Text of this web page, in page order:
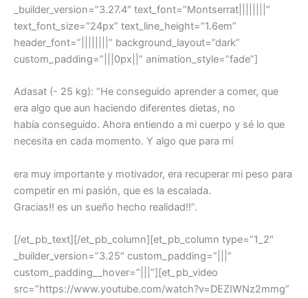
_builder_version=”3.27.4″ text_font=”Montserrat||||||||”
text_font_size=”24px” text_line_height=”1.6em”
header_font=”||||||||” background_layout=”dark”
custom_padding=”|||0px||” animation_style=”fade”]
Adasat (- 25 kg): “He conseguido aprender a comer, que
era algo que aun haciendo diferentes dietas, no
había conseguido. Ahora entiendo a mi cuerpo y sé lo que
necesita en cada momento. Y algo que para mí
era muy importante y motivador, era recuperar mi peso para
competir en mi pasión, que es la escalada.
Gracias!! es un sueño hecho realidad!!”.
[/et_pb_text][/et_pb_column][et_pb_column type=”1_2″
_builder_version=”3.25″ custom_padding=”|||”
custom_padding__hover=”|||”][et_pb_video
src=”https://www.youtube.com/watch?v=DEZIWNz2mmg”